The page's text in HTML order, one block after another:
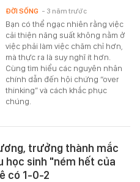
Bạn có thể ngạc nhiên rằng việc
cải thiện năng suất không nằm ở
việc phải làm việc chăm chỉ hơn,
mà thực ra là suy nghĩ ít hơn.
Cùng tìm hiểu các nguyên nhân
chính dẫn đến hội chứng “over
thinking” và cách khắc phục
chúng.
ĐỜI SỐNG - 3 năm trước
trưởng thành mắc
học sinh "ném hết của
có 1-0-2